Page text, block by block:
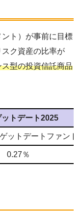
ト）が事前に目標
ク資産の比率が
ス型の投資信託商品
ットデート2025
ットデートファンド
0.27％